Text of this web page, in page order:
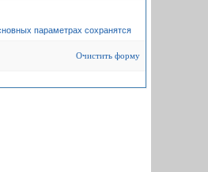
параметрах сохранятся
Очистить форму